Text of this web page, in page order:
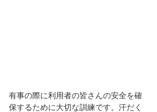
有事の際に利用者の皆さんの安全を確
保するために大切な訓練です。汗だく